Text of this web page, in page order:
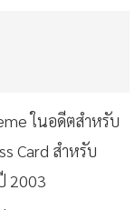
ในอดีตสำหรับ
Card สำหรับ
2003